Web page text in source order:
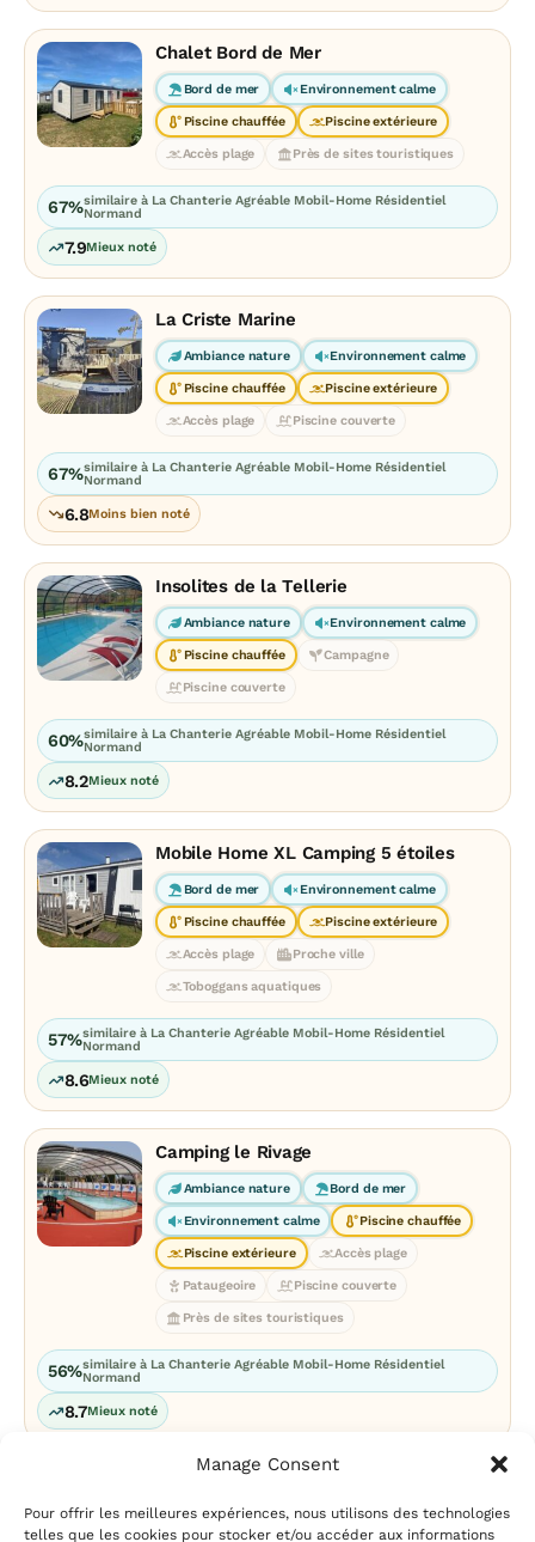
Manage Consent
Pour offrir les meilleures expériences, nous utilisons des technologies
telles que les cookies pour stocker et/ou accéder aux informations
Chalet Bord de Mer
Bord de mer Environnement calme
Piscine chauffée Piscine extérieure
Accès plage Près de sites touristiques
67%similaire à La Chanterie Agréable Mobil-Home Résidentiel
Normand
7.9Mieux noté
La Criste Marine
Ambiance nature Environnement calme
Piscine chauffée Piscine extérieure
Accès plage Piscine couverte
67%similaire à La Chanterie Agréable Mobil-Home Résidentiel
Normand
6.8Moins bien noté
Insolites de la Tellerie
Ambiance nature Environnement calme
Piscine chauffée Campagne
Piscine couverte
60%similaire à La Chanterie Agréable Mobil-Home Résidentiel
Normand
8.2Mieux noté
Mobile Home XL Camping 5 étoiles
Bord de mer Environnement calme
Piscine chauffée Piscine extérieure
Accès plage Proche ville
Toboggans aquatiques
57%similaire à La Chanterie Agréable Mobil-Home Résidentiel
Normand
8.6Mieux noté
Camping le Rivage
Ambiance nature Bord de mer
Environnement calme Piscine chauffée
Piscine extérieure Accès plage
Pataugeoire Piscine couverte
Près de sites touristiques
56%similaire à La Chanterie Agréable Mobil-Home Résidentiel
Normand
8.7Mieux noté